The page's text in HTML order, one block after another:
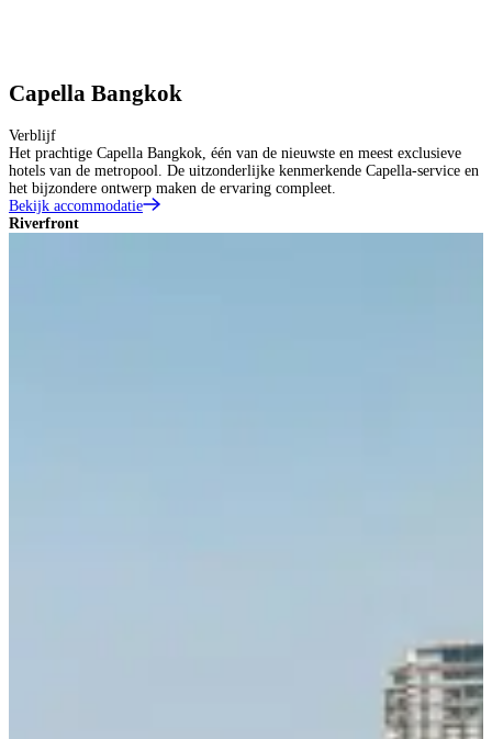
Capella Bangkok
Verblijf
Het prachtige Capella Bangkok, één van de nieuwste en meest exclusieve
hotels van de metropool. De uitzonderlijke kenmerkende Capella-service en
het bijzondere ontwerp maken de ervaring compleet.
Bekijk accommodatie
Riverfront